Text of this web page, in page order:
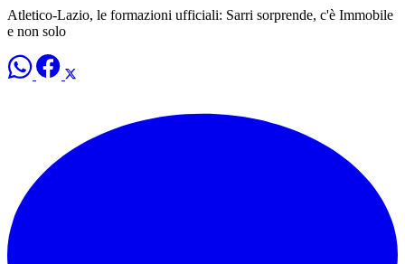
Atletico-Lazio, le formazioni ufficiali: Sarri sorprende, c'è Immobile
e non solo